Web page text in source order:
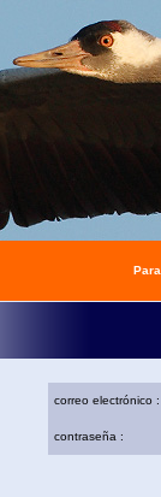
correo electrónico :
contraseña :